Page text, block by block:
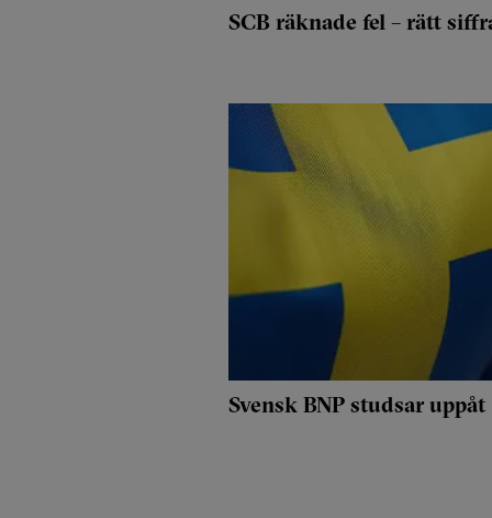
SCB räknade fel – rätt
Svensk BNP studsar uppåt